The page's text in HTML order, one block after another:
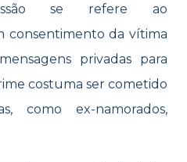
se refere ao
consentimento da vítima
privadas para
costuma ser cometido
como ex-namorados,